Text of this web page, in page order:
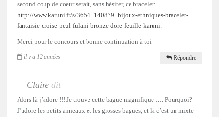
second coup de coeur serait, sans hésiter, ce bracelet:
http://www.karuni.fr/s/3654_140879_bijoux-ethniques-bracelet-
fantaisie-croise-peul-fulani-bronze-dore-feuille-karuni.
Merci pour le concours et bonne continuation à toi
il y a 12 années Répondre
Claire dit
Alors là j’adore !!! Je trouve cette bague magnifique …. Pourquoi?
J’adore les petits anneaux et les grosses bagues, et là c’est un mixte